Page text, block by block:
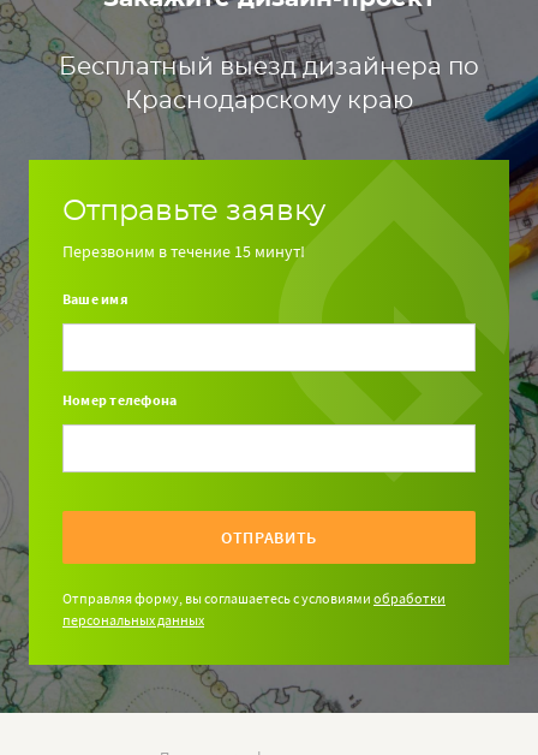
Бесплатный выезд дизайнера по
Краснодарскому краю
Отправьте заявку
Перезвоним в течение 15 минут!
Ваше имя
Номер телефона
ОТПРАВИТЬ
Отправляя форму, вы соглашаетесь с условиями обработки
персональных данных